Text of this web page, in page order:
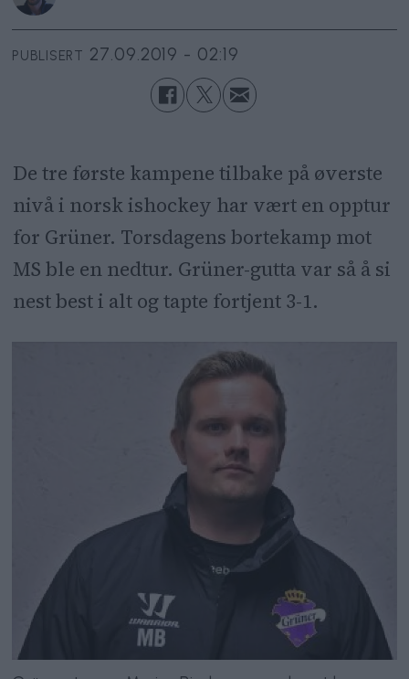
PUBLISERT 27.09.2019 - 02:19
De tre første kampene tilbake på øverste
nivå i norsk ishockey har vært en opptur
for Grüner. Torsdagens bortekamp mot
MS ble en nedtur. Grüner-gutta var så å si
nest best i alt og tapte fortjent 3-1.